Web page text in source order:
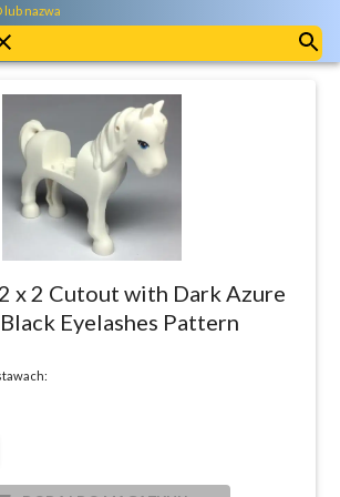
lub nazwa
x 2 Cutout with Dark Azure
Eyelashes Pattern